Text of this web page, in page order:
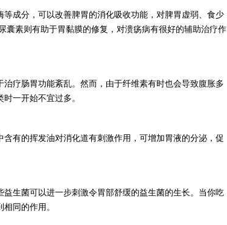
成分，可以改善脾胃的消化吸收功能，对脾胃虚弱、食少
囊素则有助于胃黏膜的修复，对溃疡病有很好的辅助治疗作
疗肠胃功能紊乱。然而，由于纤维素有时也会导致腹胀多
一开始不宜过多。
有的挥发油对消化道有刺激作用，可增加胃液的分泌，促
生菌可以进一步刺激令胃部舒缓的益生菌的生长。当你吃
同的作用。